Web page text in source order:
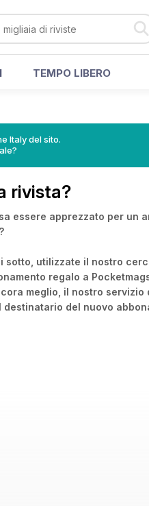
TEMPO LIBERO
Italy del sito.
rivista?
essere apprezzato per un
utilizzate il nostro
regalo a
meglio, il nostro
del nuovo